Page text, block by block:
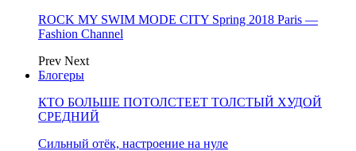
ROCK MY SWIM MODE CITY Spring 2018 Paris —
Fashion Channel
Prev Next
Блогеры
КТО БОЛЬШЕ ПОТОЛСТЕЕТ ТОЛСТЫЙ ХУДОЙ
СРЕДНИЙ
Сильный отёк, настроение на нуле